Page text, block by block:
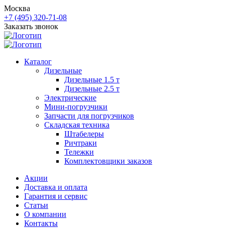
Москва
+7 (495) 320-71-08
Заказать звонок
Каталог
Дизельные
Дизельные 1.5 т
Дизельные 2.5 т
Электрические
Мини-погрузчики
Запчасти для погрузчиков
Складская техника
Штабелеры
Ричтраки
Тележки
Комплектовщики заказов
Акции
Доставка и оплата
Гарантия и сервис
Статьи
О компании
Контакты